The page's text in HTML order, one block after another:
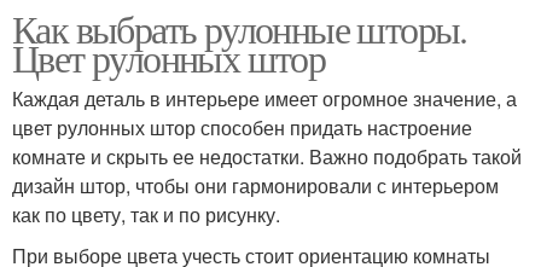
Как выбрать рулонные шторы.
Цвет рулонных штор
Каждая деталь в интерьере имеет огромное значение, а
цвет рулонных штор способен придать настроение
комнате и скрыть ее недостатки. Важно подобрать такой
дизайн штор, чтобы они гармонировали с интерьером
как по цвету, так и по рисунку.
При выборе цвета учесть стоит ориентацию комнаты